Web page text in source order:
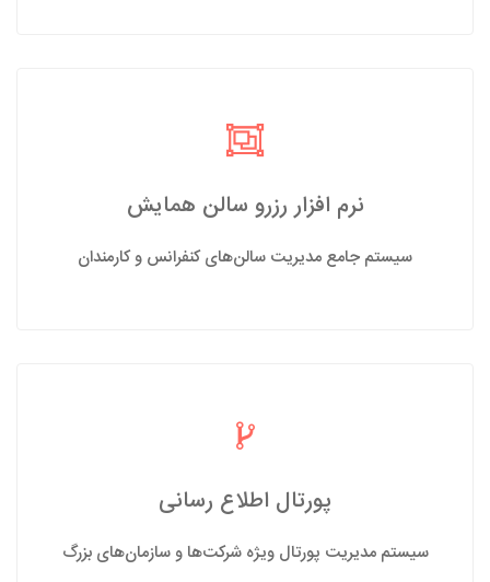
نرم افزار رزرو سالن همایش
سیستم جامع مدیریت سالن‌های کنفرانس و کارمندان
پورتال اطلاع رسانی
سیستم مدیریت پورتال ویژه شرکت‌ها و سازمان‌های بزرگ